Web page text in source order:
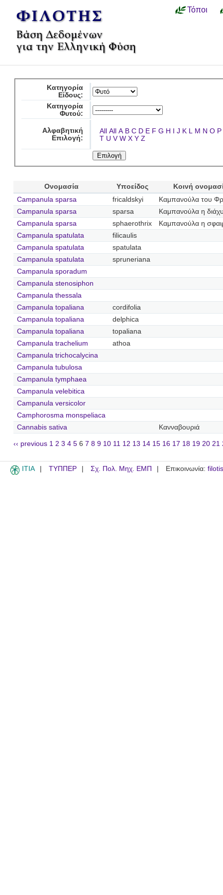
Τόποι
Κατηγορία
Είδους:
Κατηγορία
Φυτού:
Αλφαβητική
Επιλογή:
All All A B C D E F G H I J K L M N O P
T U V W X Y Z
Ονομασία Υποείδος
Κοινή
Campanula sparsa
fricaldskyi
Καμπανούλα του
Campanula sparsa
sparsa
Καμπανούλα η
Campanula sparsa
sphaerothrix
Καμπανούλα η
Campanula spatulata
filicaulis
Campanula spatulata
spatulata
Campanula spatulata
spruneriana
Campanula sporadum
Campanula stenosiphon
Campanula thessala
Campanula topaliana
cordifolia
Campanula topaliana
delphica
Campanula topaliana
topaliana
Campanula trachelium
athoa
Campanula trichocalycina
Campanula tubulosa
Campanula tymphaea
Campanula velebitica
Campanula versicolor
Camphorosma monspeliaca
Cannabis sativa
Κανναβουριά
‹‹ previous 1 2 3 4 5 6 7 8 9 10 11 12 13 14 15 16 17 18 19 20 21
ITIA ΤΥΠΠΕΡ Σχ. Πολ. Μηχ. ΕΜΠ Επικοινωνία: